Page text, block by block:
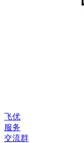
飞优
服务
交流群